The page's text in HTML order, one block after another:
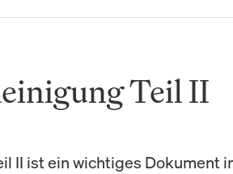
Teil II
II ist ein wichtiges Dokument